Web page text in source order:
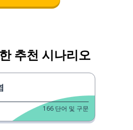
추천 시나리오
166 단어 및 구문